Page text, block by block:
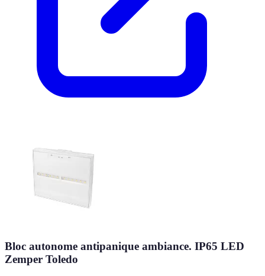
Bloc autonome antipanique ambiance. IP65 LED
Zemper Toledo